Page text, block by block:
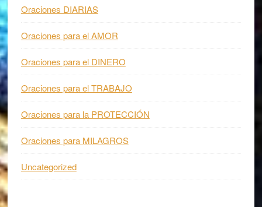
Oraciones DIARIAS
Oraciones para el AMOR
Oraciones para el DINERO
Oraciones para el TRABAJO
Oraciones para la PROTECCIÓN
Oraciones para MILAGROS
Uncategorized